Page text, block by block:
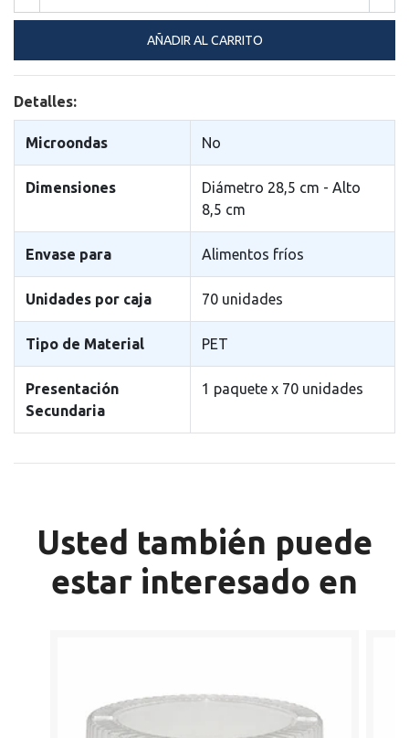
Detalles:
Microondas No
Dimensiones
Diámetro 28,5 cm - Alto
8,5 cm
Envase para Alimentos fríos
Unidades por caja 70 unidades
Tipo de Material PET
Presentación
Secundaria
1 paquete x 70 unidades
Usted también puede
estar interesado en